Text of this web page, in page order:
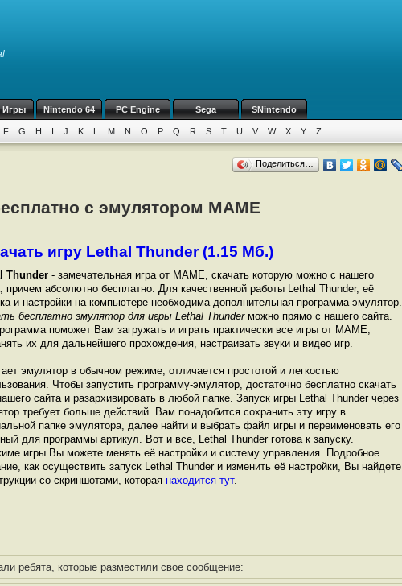
Игры Nintendo 64 PC Engine Sega SNintendo
F G H I J K L M N O P Q R S T U V W X Y Z
Поделиться…
с эмулятором MAME
игру Lethal Thunder (1.15 Мб.)
Thunder - замечательная игра от МАМЕ, скачать которую можно с нашего
причем абсолютно бесплатно. Для качественной работы Lethal Thunder, её
и настройки на компьютере необходима дополнительная программа-эмулятор.
бесплатно эмулятор для игры Lethal Thunderможно прямо с нашего сайта.
поможет Вам загружать и играть практически все игры от МАМЕ,
их для дальнейшего прохождения, настраивать звуки и видео игр.
эмулятор в обычном режиме, отличается простотой и легкостью
Чтобы запустить программу-эмулятор, достаточно бесплатно скачать
сайта и разархивировать в любой папке. Запуск игры Lethal Thunder через
требует больше действий. Вам понадобится сохранить эту игру в
папке эмулятора, далее найти и выбрать файл игры и переименовать его
для программы артикул. Вот и все, Lethal Thunder готова к запуску.
игры Вы можете менять её настройки и систему управления. Подробное
как осуществить запуск Lethal Thunder и изменить её настройки, Вы найдете
со скриншотами, которая находится тут.
ребята, которые разместили свое сообщение: